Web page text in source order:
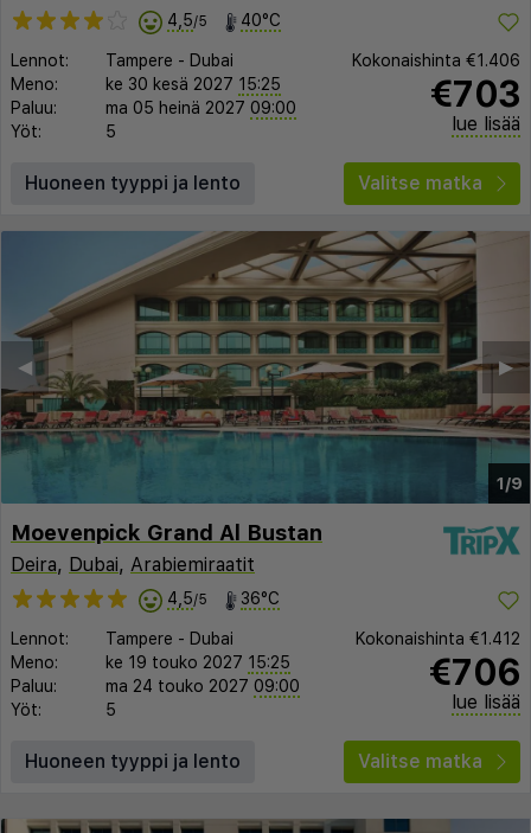
4,5/5 40°C
Lennot: Tampere - Dubai
Meno:
ke 30 kesä 2027 15:25
Paluu:
ma 05 heinä 2027 09:00
Yöt:
5
Kokonaishinta €1.406
€703
lue lisää
Huoneen tyyppi ja lento Valitse matka
1/9
▶︎
◀︎
Moevenpick Grand Al Bustan
Deira, Dubai, Arabiemiraatit
4,5/5 36°C
Lennot: Tampere - Dubai
Meno:
ke 19 touko 2027 15:25
Paluu:
ma 24 touko 2027 09:00
Yöt:
5
Kokonaishinta €1.412
€706
lue lisää
Huoneen tyyppi ja lento Valitse matka